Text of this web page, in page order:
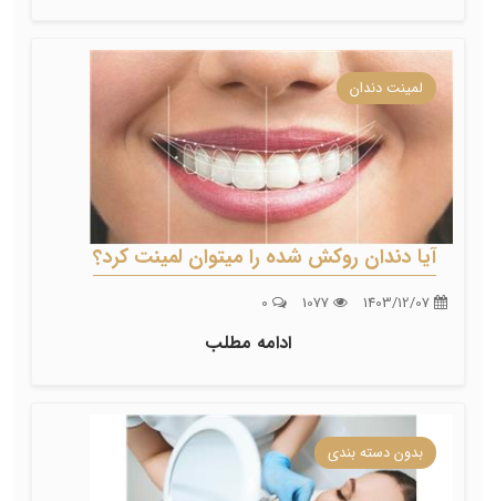
لمینت دندان
آیا دندان روکش شده را میتوان لمینت کرد؟
ادامه مطلب
بدون دسته بندی